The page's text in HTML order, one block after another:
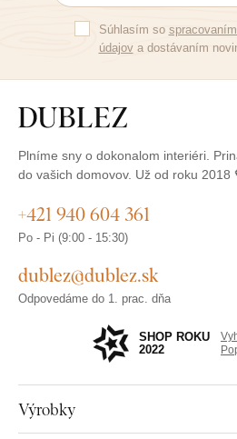
Súhlasím so
údajova dostávaním
Plníme sny o dokonalom interiéri.
do vašich domovov. Už od roku 2018
Výrobky
+421 940 604 361
Po - Pi (9:00 - 15:30)
dublez@dublez.sk
Odpovedáme do 1. prac. dňa
SHOP ROKU
2022